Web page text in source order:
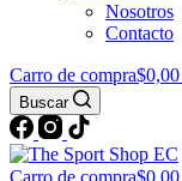
Nosotros
Contacto
Carro de compra$0,00
Buscar
Carro de compra$0,00